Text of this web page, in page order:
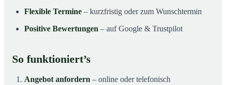
Flexible Termine – kurzfristig oder zum Wunschtermin
Positive Bewertungen – auf Google & Trustpilot
So funktioniert’s
Angebot anfordern – online oder telefonisch